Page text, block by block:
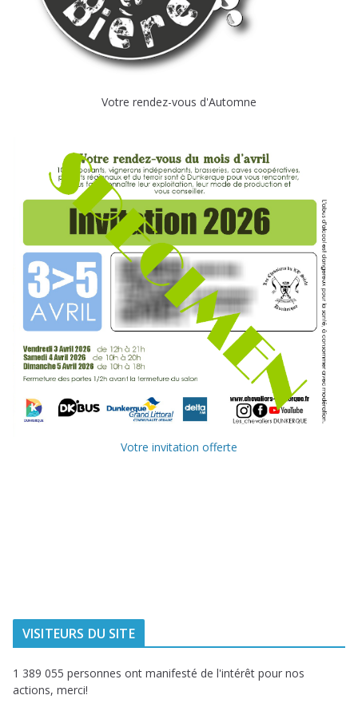
Votre rendez-vous d'Automne
Votre invitation offerte
VISITEURS DU SITE
1 389 055 personnes ont manifesté de l'intérêt pour nos
actions, merci!